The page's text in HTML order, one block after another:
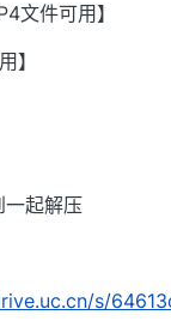
文件可用】
】
起解压
s/